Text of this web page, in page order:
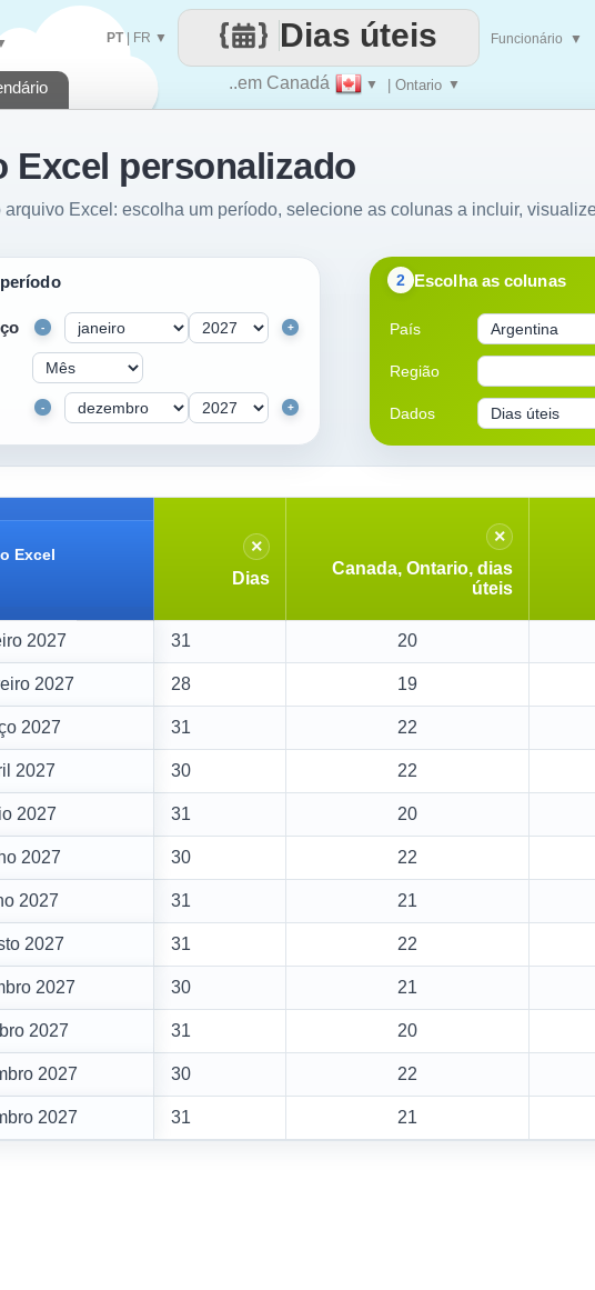
..em Canadá ▼ | Ontario ▼
Dias úteis
PT| FR ▼ Funcionário ▼
Excel personalizado
Excel: escolha um período, selecione as colunas a incluir,
2 Escolha as colunas
País
Região
Dados
- +
- +
Excel ×
Dias
×
Canada, Ontario, dias
úteis
2027 31 20
2027 28 19
2027 31 22
2027 30 22
2027 31 20
2027 30 22
2027 31 21
2027 31 22
2027 30 21
2027 31 20
2027 30 22
2027 31 21